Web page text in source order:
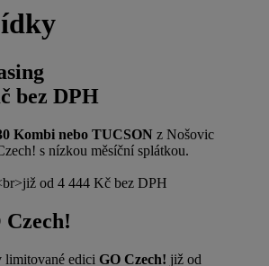
bez DPH
Kombi nebo TUCSON z Nošovic
s nízkou měsíční splátkou.
edici GO Czech! již od